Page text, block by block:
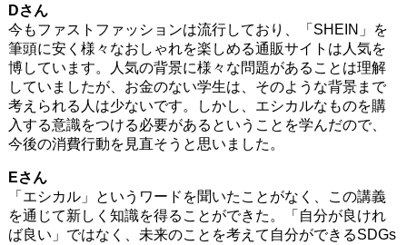
Dさん
今もファストファッションは流行しており、「SHEIN」を
筆頭に安く様々なおしゃれを楽しめる通販サイトは人気を
博しています。人気の背景に様々な問題があることは理解
していましたが、お金のない学生は、そのような背景まで
考えられる人は少ないです。しかし、エシカルなものを購
入する意識をつける必要があるということを学んだので、
今後の消費行動を見直そうと思いました。
Eさん
「エシカル」というワードを聞いたことがなく、この講義
を通じて新しく知識を得ることができた。「自分が良けれ
ば良い」ではなく、未来のことを考えて自分ができるSDGs